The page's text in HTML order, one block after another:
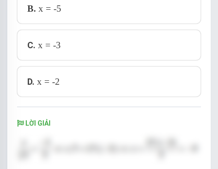
B. x = -5
C. x = -3
D. x = -2
LỜI GIẢI